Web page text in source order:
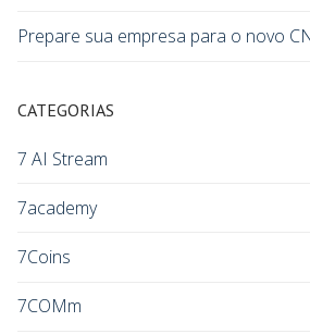
Prepare sua empresa para o novo
CATEGORIAS
7 AI Stream
7academy
7Coins
7COMm